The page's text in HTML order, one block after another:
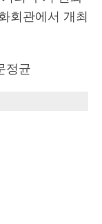
회관에서 개최
정균